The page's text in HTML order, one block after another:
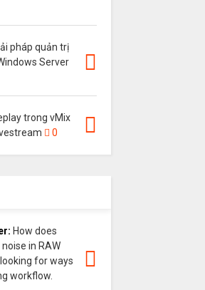
pháp quản trị
Server
trong vMix
0
How does
in RAW
for ways
workflow.